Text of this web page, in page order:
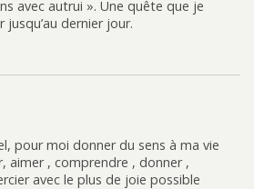
avec autrui ». Une quête que je
jusqu’au dernier jour.
pour moi donner du sens à ma vie
aimer , comprendre , donner ,
admirer, remercier avec le plus de joie possible